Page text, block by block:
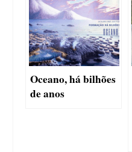
Oceano, há bilhões
de anos